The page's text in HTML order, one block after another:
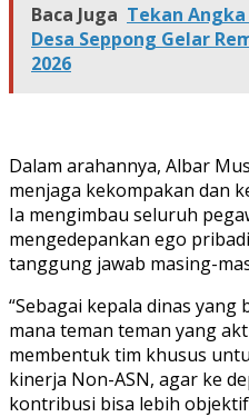
Baca Juga Tekan
Desa Seppong Gelar
2026
Dalam arahannya, Albar
menjaga kekompakan dan
Ia mengimbau seluruh
mengedepankan ego
tanggung jawab masing-
“Sebagai kepala dinas
mana teman teman yang
membentuk tim khusus
kinerja Non-ASN, agar ke
kontribusi bisa lebih